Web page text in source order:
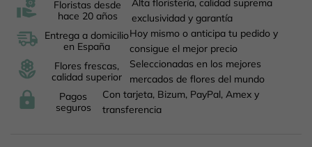
Floristas desde
hace 20 años
Alta floristería, calidad suprema
exclusividad y garantía
Entrega a domicilio
en España
Hoy mismo o anticipa tu pedido y
consigue el mejor precio
Flores frescas,
calidad superior
Seleccionadas en los mejores
mercados de flores del mundo
Pagos
seguros
Con tarjeta, Bizum, PayPal, Amex y
transferencia